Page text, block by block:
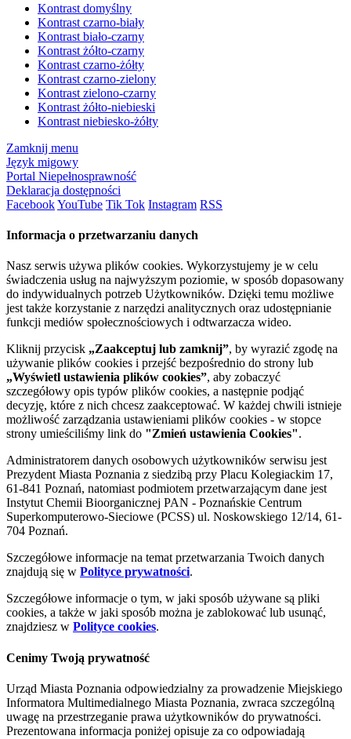
Kontrast domyślny
Kontrast czarno-biały
Kontrast biało-czarny
Kontrast żółto-czarny
Kontrast czarno-żółty
Kontrast czarno-zielony
Kontrast zielono-czarny
Kontrast żółto-niebieski
Kontrast niebiesko-żółty
Zamknij menu
Język migowy
Portal Niepełnosprawność
Deklaracja dostępności
FacebookYouTube Tik Tok Instagram RSS
Informacja o przetwarzaniu danych
Nasz serwis używa plików cookies. Wykorzystujemy je w celu
świadczenia usług na najwyższym poziomie, w sposób dopasowany
do indywidualnych potrzeb Użytkowników. Dzięki temu możliwe
jest także korzystanie z narzędzi analitycznych oraz udostępnianie
funkcji mediów społecznościowych i odtwarzacza wideo.
Kliknij przycisk „Zaakceptuj lub zamknij”, by wyrazić zgodę na
używanie plików cookies i przejść bezpośrednio do strony lub
„Wyświetl ustawienia plików cookies”, aby zobaczyć
szczegółowy opis typów plików cookies, a następnie podjąć
decyzję, które z nich chcesz zaakceptować. W każdej chwili istnieje
możliwość zarządzania ustawieniami plików cookies - w stopce
strony umieściliśmy link do "Zmień ustawienia Cookies".
Administratorem danych osobowych użytkowników serwisu jest
Prezydent Miasta Poznania z siedzibą przy Placu Kolegiackim 17,
61-841 Poznań, natomiast podmiotem przetwarzającym dane jest
Instytut Chemii Bioorganicznej PAN - Poznańskie Centrum
Superkomputerowo-Sieciowe (PCSS) ul. Noskowskiego 12/14, 61-
704 Poznań.
Szczegółowe informacje na temat przetwarzania Twoich danych
znajdują się w Polityce prywatności.
Szczegółowe informacje o tym, w jaki sposób używane są pliki
cookies, a także w jaki sposób można je zablokować lub usunąć,
znajdziesz w Polityce cookies.
Cenimy Twoją prywatność
Urząd Miasta Poznania odpowiedzialny za prowadzenie Miejskiego
Informatora Multimedialnego Miasta Poznania, zwraca szczególną
uwagę na przestrzeganie prawa użytkowników do prywatności.
Prezentowana informacja poniżej opisuje za co odpowiadają